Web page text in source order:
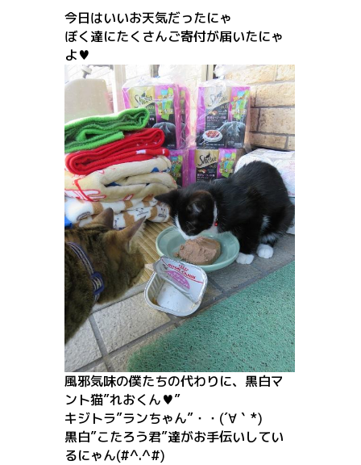
今日はいいお天気だったにゃ
ぼく達にたくさんご寄付が届いたにゃ
よ♥
風邪気味の僕たちの代わりに、黒白マ
ント猫”れおくん♥”
キジトラ”ランちゃん”・・(´∀｀*)
黒白”こたろう君”達がお手伝いしてい
るにゃん(#^.^#)